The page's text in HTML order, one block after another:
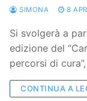
SIMONA 8
Si svolgerà a
edizione del
percorsi di
CONTINUA A